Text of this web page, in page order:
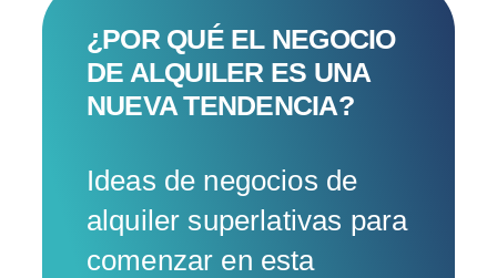
Industrias
Acerca de IT
¿POR QUÉ EL NEGOCIO
DE ALQUILER ES UNA
NUEVA TENDENCIA?
Ideas de negocios de
alquiler superlativas para
comenzar en esta